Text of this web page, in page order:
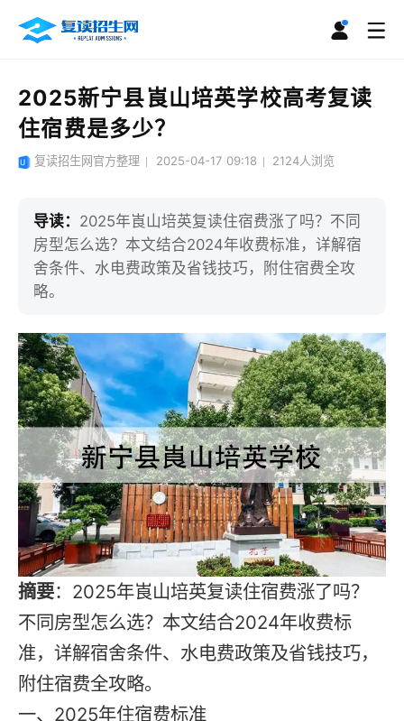
2025新宁县崀山培英学校高考复读
住宿费是多少？
复读招生网官方整理 2025-04-17 09:18 2124人浏览
导读： 2025年崀山培英复读住宿费涨了吗？不同
房型怎么选？本文结合2024年收费标准，详解宿
舍条件、水电费政策及省钱技巧，附住宿费全攻
略。
摘要：2025年崀山培英复读住宿费涨了吗？
不同房型怎么选？本文结合2024年收费标
准，详解宿舍条件、水电费政策及省钱技巧，
附住宿费全攻略。
一、2025年住宿费标准